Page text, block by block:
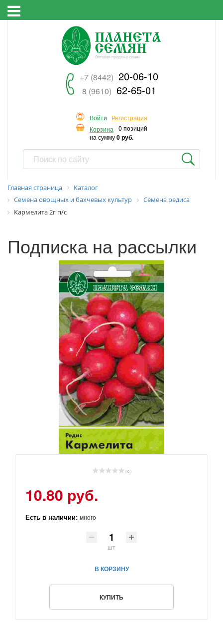
+7 (8442) 20-06-10
8 (9610) 62-65-01
Войти
Регистрация
Корзина
0 позиций
на сумму0 руб.
Главная страница
Каталог
Семена овощных и бахчевых культур
Семена редиса
Кармелита 2г п/с
Подписка на рассылки
( 0 )
10.80 руб.
Есть в наличии: много
шт
В КОРЗИНУ
КУПИТЬ